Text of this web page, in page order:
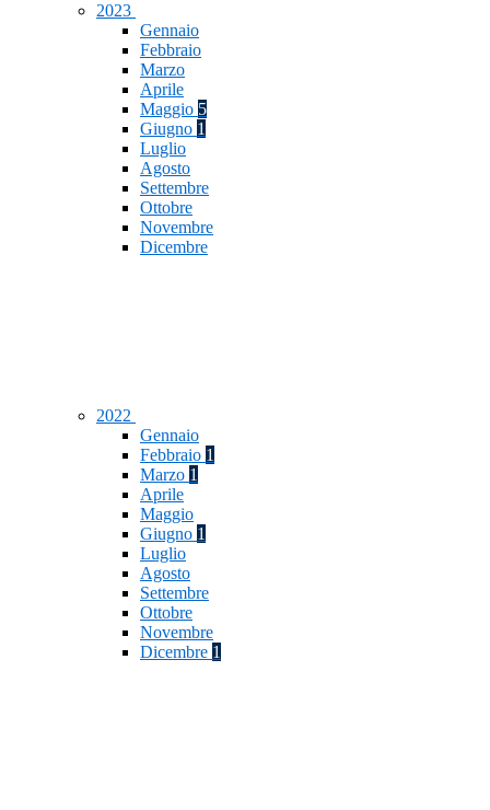
2023
Gennaio
Febbraio
Marzo
Aprile
Maggio 5
Giugno 1
Luglio
Agosto
Settembre
Ottobre
Novembre
Dicembre
2022
Gennaio
Febbraio 1
Marzo 1
Aprile
Maggio
Giugno 1
Luglio
Agosto
Settembre
Ottobre
Novembre
Dicembre 1